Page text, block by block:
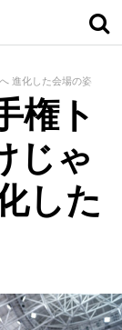
進化した会場の姿
権ト
じゃ
した